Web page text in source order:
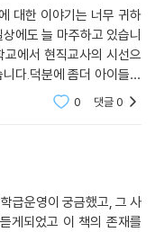
대한 이야기는 너무 귀하
에도 늘 마주하고 있습니
에서 현직교사의 시선으
다.덕분에 좀더 아이들을
0 댓글0
급운영이 궁금했고, 그 사
게되었고 이 책의 존재를